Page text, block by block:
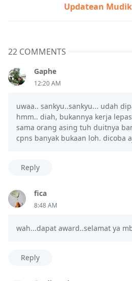
Updatean Mudik
22 COMMENTS
Gaphe
12:20 AM
uwaa.. sankyu..sankyu... udah
hmm.. diah, bukannya kerja
sama orang asing tuh duitnya
cpns banyak bukaan loh. dicoba
Reply
fica
8:48 AM
wah...dapat award..selamat ya
Reply